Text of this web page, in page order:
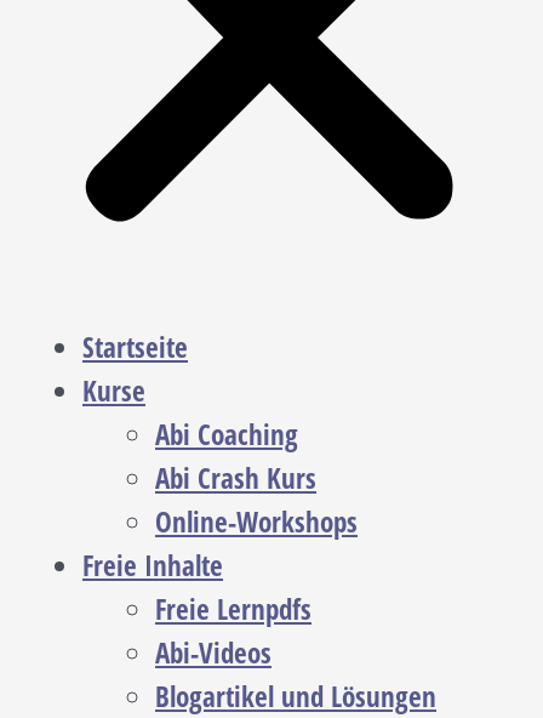
Startseite
Kurse
Abi Coaching
Abi Crash Kurs
Online-Workshops
Freie Inhalte
Freie Lernpdfs
Abi-Videos
Blogartikel und Lösungen